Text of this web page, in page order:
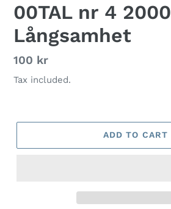
00TAL nr 4 2000
Långsamhet
Regular
price
100 kr
Tax included.
ADD TO CART